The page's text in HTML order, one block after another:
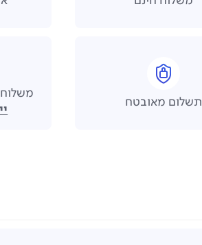
תשלום מאובטח
משלוח עד 2 ימי